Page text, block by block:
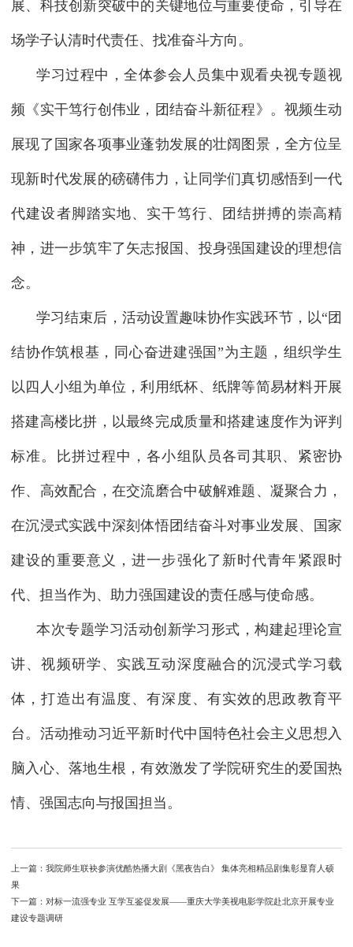
展、科技创新突破中的关键地位与重要使命，引导在
场学子认清时代责任、找准奋斗方向。
学习过程中，全体参会人员集中观看央视专题视
频《实干笃行创伟业，团结奋斗新征程》。视频生动
展现了国家各项事业蓬勃发展的壮阔图景，全方位呈
现新时代发展的磅礴伟力，让同学们真切感悟到一代
代建设者脚踏实地、实干笃行、团结拼搏的崇高精
神，进一步筑牢了矢志报国、投身强国建设的理想信
念。
学习结束后，活动设置趣味协作实践环节，以“团
结协作筑根基，同心奋进建强国”为主题，组织学生
以四人小组为单位，利用纸杯、纸牌等简易材料开展
搭建高楼比拼，以最终完成质量和搭建速度作为评判
标准。比拼过程中，各小组队员各司其职、紧密协
作、高效配合，在交流磨合中破解难题、凝聚合力，
在沉浸式实践中深刻体悟团结奋斗对事业发展、国家
建设的重要意义，进一步强化了新时代青年紧跟时
代、担当作为、助力强国建设的责任感与使命感。
本次专题学习活动创新学习形式，构建起理论宣
讲、视频研学、实践互动深度融合的沉浸式学习载
体，打造出有温度、有深度、有实效的思政教育平
台。活动推动习近平新时代中国特色社会主义思想入
脑入心、落地生根，有效激发了学院研究生的爱国热
情、强国志向与报国担当。
上一篇：我院师生联袂参演优酷热播大剧《黑夜告白》 集体亮相精品剧集彰显育人硕
果
下一篇： 对标一流强专业 互学互鉴促发展——重庆大学美视电影学院赴北京开展专业
建设专题调研